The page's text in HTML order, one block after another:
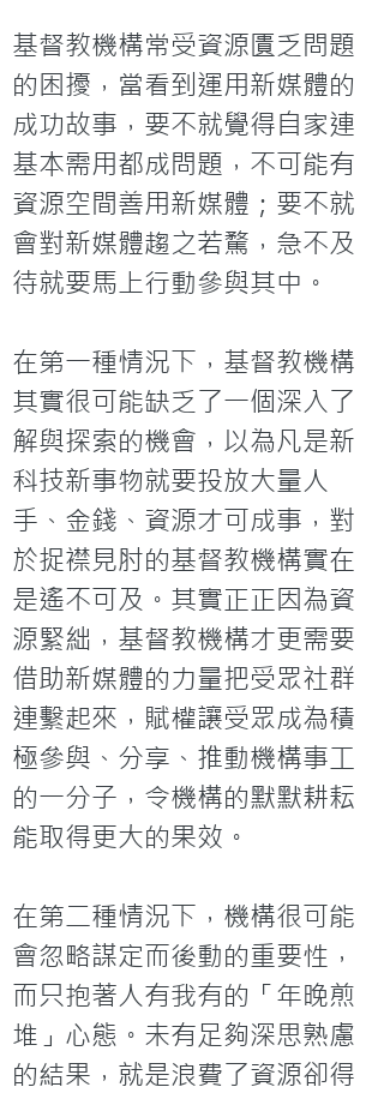
基督教機構常受資源匱乏問題
的困擾，當看到運用新媒體的
成功故事，要不就覺得自家連
基本需用都成問題，不可能有
資源空間善用新媒體；要不就
會對新媒體趨之若騖，急不及
待就要馬上行動參與其中。
在第一種情況下，基督教機構
其實很可能缺乏了一個深入了
解與探索的機會，以為凡是新
科技新事物就要投放大量人
手、金錢、資源才可成事，對
於捉襟見肘的基督教機構實在
是遙不可及。其實正正因為資
源緊絀，基督教機構才更需要
借助新媒體的力量把受眾社群
連繫起來，賦權讓受眾成為積
極參與、分享、推動機構事工
的一分子，令機構的默默耕耘
能取得更大的果效。
在第二種情況下，機構很可能
會忽略謀定而後動的重要性，
而只抱著人有我有的「年晚煎
堆」心態。未有足夠深思熟慮
的結果，就是浪費了資源卻得